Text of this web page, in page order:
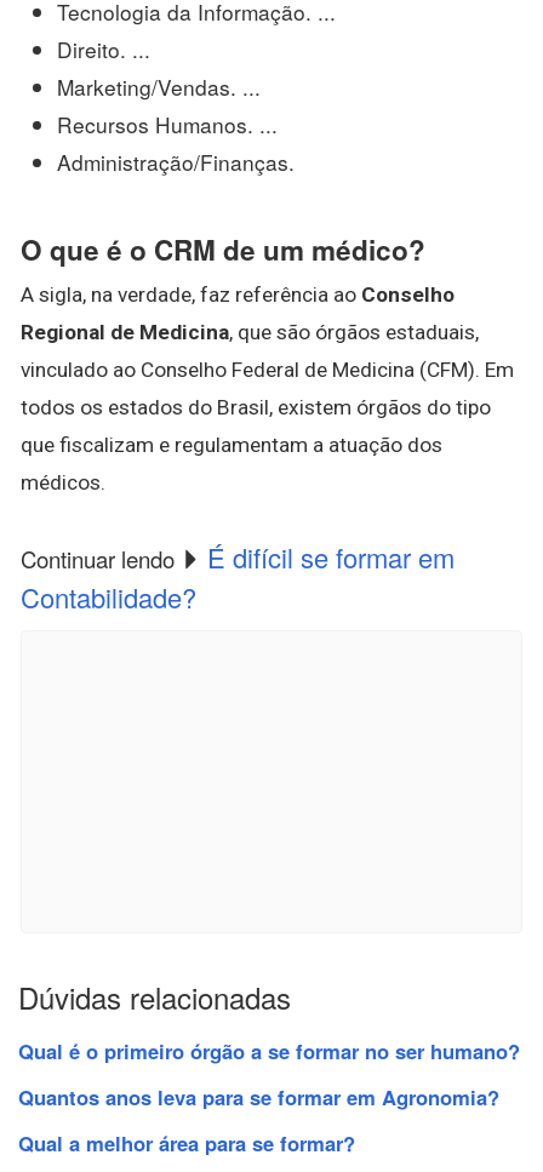
Tecnologia da Informação. ...
Direito. ...
Marketing/Vendas. ...
Recursos Humanos. ...
Administração/Finanças.
O que é o CRM de um médico?
A sigla, na verdade, faz referência ao Conselho
Regional de Medicina, que são órgãos estaduais,
vinculado ao Conselho Federal de Medicina (CFM). Em
todos os estados do Brasil, existem órgãos do tipo
que fiscalizam e regulamentam a atuação dos
médicos.
Continuar lendo
É difícil se formar em
Contabilidade?
Dúvidas relacionadas
Qual é o primeiro órgão a se formar no ser humano?
Quantos anos leva para se formar em Agronomia?
Qual a melhor área para se formar?